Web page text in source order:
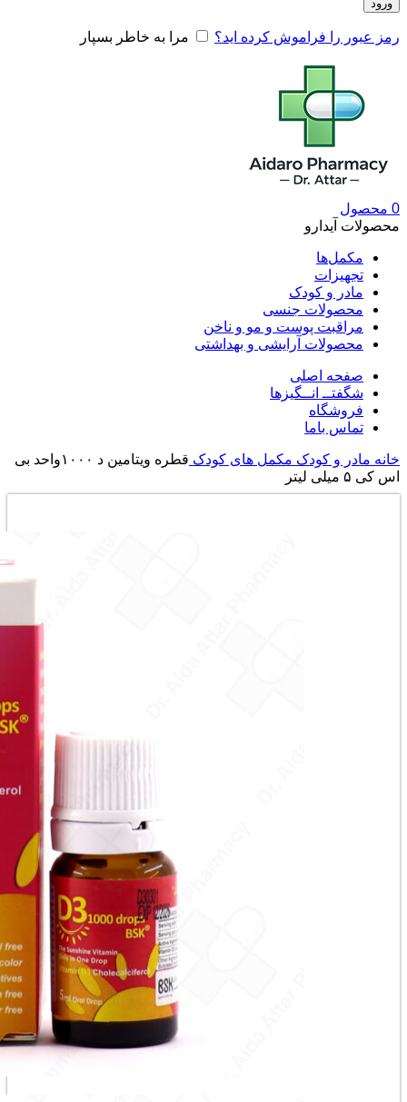
ورود
رمز عبور را فراموش کرده اید؟ مرا به خاطر بسپار
0 محصول
محصولات آیدارو
مکمل‌ها
تجهیزات
مادر و کودک
محصولات جنسی
مراقبت پوست و مو و ناخن
محصولات آرایشی و بهداشتی
صفحه اصلی
شگفتــ انــگیزها
فروشگاه
تماس باما
خانه مادر و کودک مکمل های کودک
قطره ویتامین د ۱۰۰۰واحد بی
اس کی ۵ میلی لیتر